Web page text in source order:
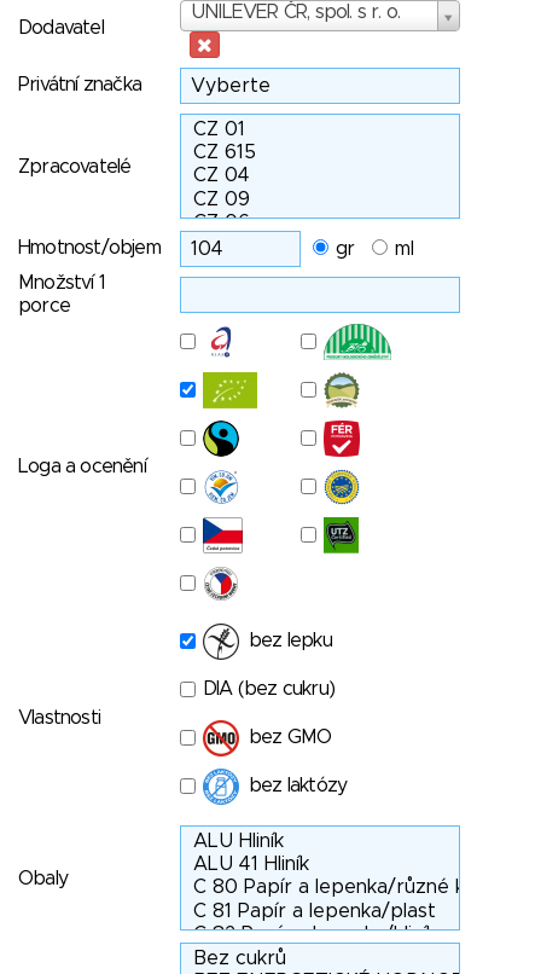
Dodavatel
UNILEVER ČR, spol. s r. o.
Dodavatel
Privátní značka
Zpracovatelé
Hmotnost/objem gr
ml
Množství 1
porce
Loga a ocenění
Vlastnosti
bez lepku
DIA (bez cukru)
bez GMO
bez laktózy
Obaly